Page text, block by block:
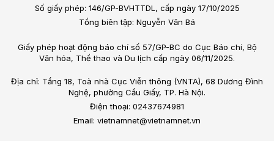
Số giấy phép: 146/GP-BVHTTDL, cấp ngày 17/10/2025
Tổng biên tập: Nguyễn Văn Bá
Giấy phép hoạt động báo chí số 57/GP-BC do Cục Báo chí, Bộ
Văn hóa, Thể thao và Du lịch cấp ngày 06/11/2025.
Địa chỉ: Tầng 18, Toà nhà Cục Viễn thông (VNTA), 68 Dương Đình
Nghệ, phường Cầu Giấy, TP. Hà Nội.
Điện thoại: 02437674981
Email: vietnamnet@vietnamnet.vn